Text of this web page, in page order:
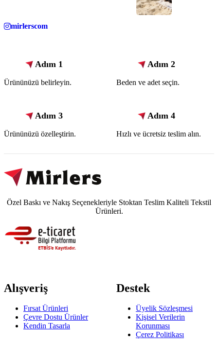
mirlerscom
Adım 1
Ürününüzü belirleyin.
Adım 2
Beden ve adet seçin.
Adım 3
Ürününüzü özelleştirin.
Adım 4
Hızlı ve ücretsiz teslim alın.
Özel Baskı ve Nakış Seçenekleriyle Stoktan Teslim Kaliteli Tekstil
Ürünleri.
Alışveriş
Fırsat Ürünleri
Çevre Dostu Ürünler
Kendin Tasarla
Destek
Üyelik Sözleşmesi
Kişisel Verilerin
Korunması
Çerez Politikası